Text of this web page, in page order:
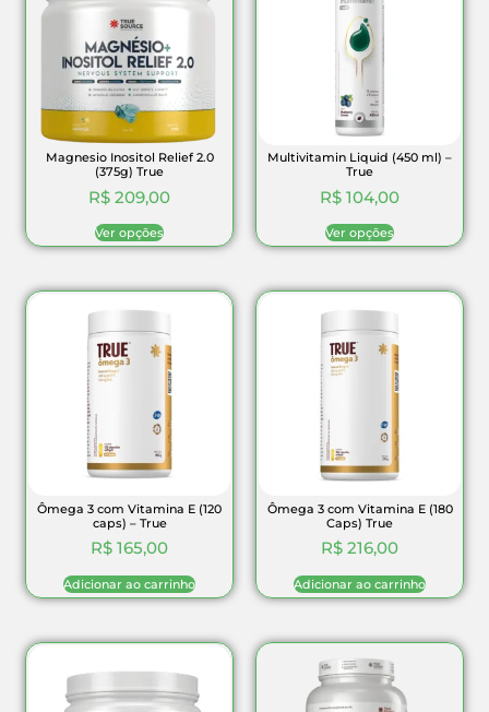
Magnesio Inositol Relief 2.0
(375g) True
R$ 209,00
Ver opções
Multivitamin Liquid (450 ml) –
True
R$ 104,00
Ver opções
Ômega 3 com Vitamina E (120
caps) – True
R$ 165,00
Adicionar ao carrinho
Ômega 3 com Vitamina E (180
Caps) True
R$ 216,00
Adicionar ao carrinho